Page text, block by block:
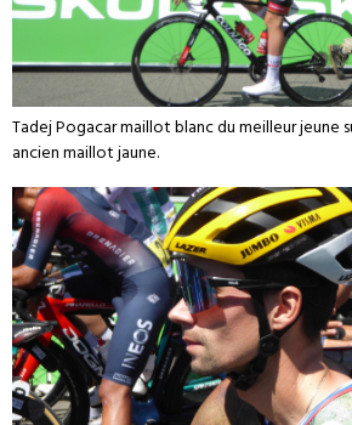
Tadej Pogacar maillot blanc du meilleur jeune
ancien maillot jaune.